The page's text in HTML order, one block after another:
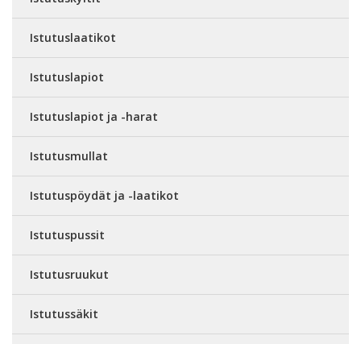
Istutuslaatikot
Istutuslapiot
Istutuslapiot ja -harat
Istutusmullat
Istutuspöydät ja -laatikot
Istutuspussit
Istutusruukut
Istutussäkit